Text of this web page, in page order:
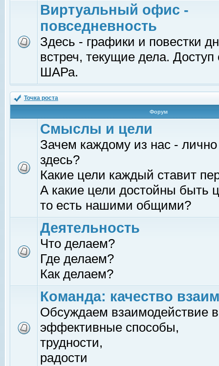
Виртуальный офис -
повседневность
Здесь - графики и повестки
встреч, текущие дела.
ШАРа.
Точка роста
Форум
Смыслы и цели
Зачем каждому из нас -
здесь?
Какие цели каждый ставит
А какие цели достойны быть
то есть нашими общими?
Деятельность
Что делаем?
Где делаем?
Как делаем?
Команда: качество
Обсуждаем взаимодействие
эффективные способы,
трудности,
радости